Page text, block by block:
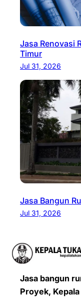
Jasa Renovasi
Timur
Jul 31, 2026
Jasa Bangun
Jul 31, 2026
Jasa bangun
Proyek,